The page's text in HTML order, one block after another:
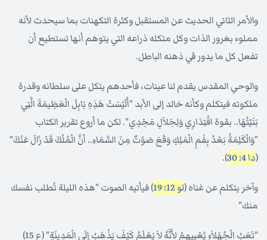
والأمر الثاني الحديث عن المستقبل وكثرة التكهنات بما سيحدث لأنه
مملوء بغرور الذات وكل متكله ذراعه التي يتوهم أنها تستطيع أن
تفعل كل ما يدور في ذهنه الباطل.
والوحي المقدس يقدم لنا عينات، فأحدهم يتكل على سلطانه وقدرة
ملكوته فيتكلم وكأنه خالد إلى الأبد "أَلَيْسَتْ هَذِهِ بَابِلَ الْعَظِيمَةَ الَّتِي
بَنَيْتُهَا.. بقوة اقْتِدَارِي وَلِجَلاَلِ مَجْدِي". لكن ما أروع تقرير الكتاب
"وَالْكَلِمَةُ بَعْدُ بِفَمِ الْمَلِكِ وَقَعَ صَوْتٌ مِنَ السَّمَاءِ.. أنَّ الْمُلْكَ قَدْ زَالَ عَنْكَ"
(دا 4: 30 ).
وآخر يتكلم عن غناه (لو 12: 19
) فيأتيه الصوت "هذه الليلة تُطلب نفسك
منك"
"تَعَبُ الْجُهَلاَءِ يُعْيِيهِمْ لأَنَّهُ لاَ يَعْلَمُ كَيْفَ يَذْهَبُ إِلَى الْمَدِينَةِ" (ع 15)